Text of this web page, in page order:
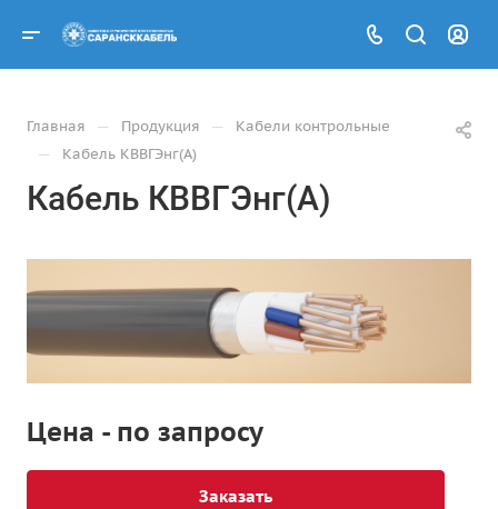
Главная — Продукция — Кабели контрольные
— Кабель КВВГЭнг(А)
Кабель КВВГЭнг(А)
Цена - по запросу
Заказать